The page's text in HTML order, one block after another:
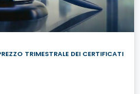
TRIMESTRALE DEI CERTIFICATI